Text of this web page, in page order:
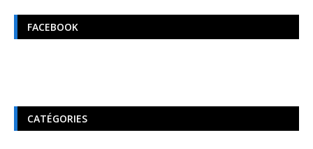
FACEBOOK
CATÉGORIES